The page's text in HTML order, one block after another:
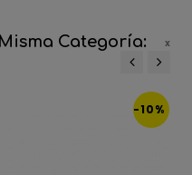
Categoría:
-10%